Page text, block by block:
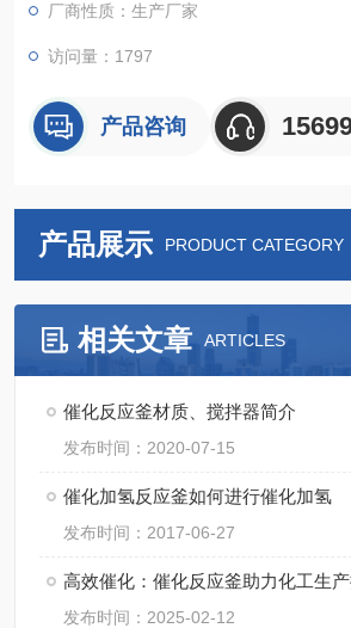
厂商性质：生产厂家
访问量：1797
产品咨询
产品展示 PRODUCT CATEGORY
相关文章 ARTICLES
催化反应釜材质、搅拌器简介
发布时间：2020-07-15
催化加氢反应釜如何进行催化加氢
发布时间：2017-06-27
高效催化：催化反应釜助力化工生
发布时间：2025-02-12